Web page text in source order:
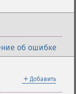
об ошибке
＋ Добавить